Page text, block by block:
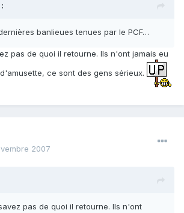
banlieues tenues par le PCF…
pas de quoi il retourne. Ils n'ont jamais eu
ce sont des gens sérieux.
2007
pas de quoi il retourne. Ils n'ont